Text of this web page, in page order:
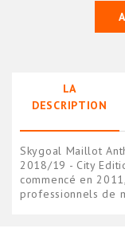
LA
DESCRIPTION
Skygoal Maillot
2018/19 - City
commencé en
professionnels de